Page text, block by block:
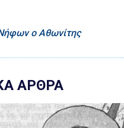
ο Αθωνίτης
ΑΡΘΡΑ